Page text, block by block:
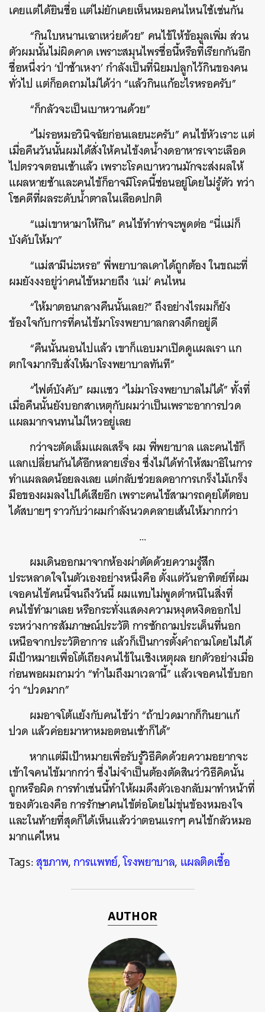
เคยแต่ได้ยินชื่อ แต่ไม่ยักเคยเห็นหมอคนไหนใช้เช่นกัน
“กินใบหนานเฉาเหว่ยด้วย” คนไข้ให้ข้อมูลเพิ่ม ส่วน
ตัวผมนั้นไม่ผิดคาด เพราะสมุนไพรชื่อนี้หรือที่เรียกกันอีก
ชื่อหนึ่งว่า ‘ป่าช้าเหงา’ กำลังเป็นที่นิยมปลูกไว้กินของคน
ทั่วไป แต่ก็อดถามไม่ได้ว่า “แล้วกินแก้อะไรหรอครับ”
“ก็กลัวจะเป็นเบาหวานด้วย”
“ไม่รอหมอวินิจฉัยก่อนเลยนะครับ” คนไข้หัวเราะ แต่
เมื่อคืนวันนั้นผมได้สั่งให้คนไข้งดน้ำงดอาหารเจาะเลือด
ไปตรวจตอนเช้าแล้ว เพราะโรคเบาหวานมักจะส่งผลให้
แผลหายช้าและคนไข้ก็อาจมีโรคนี้ซ่อนอยู่โดยไม่รู้ตัว ทว่า
โชคดีที่ผลระดับน้ำตาลในเลือดปกติ
“แม่เขาหามาให้กิน” คนไข้ทำท่าจะพูดต่อ “นี่แม่ก็
บังคับให้มา”
“แม่สามีน่ะหรอ” พี่พยาบาลเดาได้ถูกต้อง ในขณะที่
ผมยังงงอยู่ว่าคนไข้หมายถึง ‘แม่’ คนไหน
“ให้มาตอนกลางคืนนั้นเลย?” ถึงอย่างไรผมก็ยัง
ข้องใจกับการที่คนไข้มาโรงพยาบาลกลางดึกอยู่ดี
“คืนนั้นนอนไปแล้ว เขาก็แอบมาเปิดดูแผลเรา แก
ตกใจมากรีบสั่งให้มาโรงพยาบาลทันที”
“ไฟต์บังคับ” ผมแซว “ไม่มาโรงพยาบาลไม่ได้” ทั้งที่
เมื่อคืนนั้นยังบอกสาเหตุกับผมว่าเป็นเพราะอาการปวด
แผลมากจนทนไม่ไหวอยู่เลย
กว่าจะตัดเล็มแผลเสร็จ ผม พี่พยาบาล และคนไข้ก็
แลกเปลี่ยนกันได้อีกหลายเรื่อง ซึ่งไม่ได้ทำให้สมาธิในการ
ทำแผลลดน้อยลงเลย แต่กลับช่วยลดอาการเกร็งไม้เกร็ง
มือของผมลงไปได้เสียอีก เพราะคนไข้สามารถคุยโต้ตอบ
ได้สบายๆ ราวกับว่าผมกำลังนวดคลายเส้นให้มากกว่า
…
ผมเดินออกมาจากห้องผ่าตัดด้วยความรู้สึก
ประหลาดใจในตัวเองอย่างหนึ่งคือ ตั้งแต่วันอาทิตย์ที่ผม
เจอคนไข้คนนี้จนถึงวันนี้ ผมแทบไม่พูดตำหนิในสิ่งที่
คนไข้ทำมาเลย หรือกระทั่งแสดงความหงุดหงิดออกไป
ระหว่างการสัมภาษณ์ประวัติ การซักถามประเด็นที่นอก
เหนือจากประวัติอาการ แล้วก็เป็นการตั้งคำถามโดยไม่ได้
มีเป้าหมายเพื่อโต้เถียงคนไข้ในเชิงเหตุผล ยกตัวอย่างเมื่อ
ก่อนพอผมถามว่า “ทำไมถึงมาเวลานี้” แล้วเจอคนไข้บอก
ว่า “ปวดมาก”
ผมอาจโต้แย้งกับคนไข้ว่า “ถ้าปวดมากก็กินยาแก้
ปวด แล้วค่อยมาหาหมอตอนเช้าก็ได้”
หากแต่มีเป้าหมายเพื่อรับรู้วิธีคิดด้วยความอยากจะ
เข้าใจคนไข้มากกว่า ซึ่งไม่จำเป็นต้องตัดสินว่าวิธีคิดนั้น
ถูกหรือผิด การทำเช่นนี้ทำให้ผมดึงตัวเองกลับมาทำหน้าที่
ของตัวเองคือ การรักษาคนไข้ต่อโดยไม่ขุ่นข้องหมองใจ
และในท้ายที่สุดก็ได้เห็นแล้วว่าตอนแรกๆ คนไข้กลัวหมอ
มากแค่ไหน
Tags:สุขภาพ,การแพทย์,โรงพยาบาล, แผลติดเชื้อ
AUTHOR